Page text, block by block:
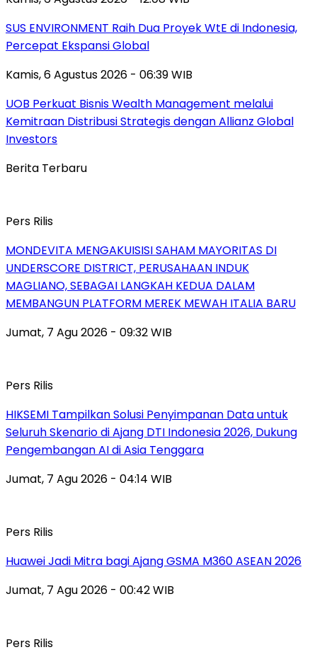
SUS ENVIRONMENT Raih Dua Proyek WtE di Indonesia,
Percepat Ekspansi Global
Kamis, 6 Agustus 2026 - 06:39 WIB
UOB Perkuat Bisnis Wealth Management melalui
Kemitraan Distribusi Strategis dengan Allianz Global
Investors
Berita Terbaru
Pers Rilis
MONDEVITA MENGAKUISISI SAHAM MAYORITAS DI
UNDERSCORE DISTRICT, PERUSAHAAN INDUK
MAGLIANO, SEBAGAI LANGKAH KEDUA DALAM
MEMBANGUN PLATFORM MEREK MEWAH ITALIA BARU
Jumat, 7 Agu 2026 - 09:32 WIB
Pers Rilis
HIKSEMI Tampilkan Solusi Penyimpanan Data untuk
Seluruh Skenario di Ajang DTI Indonesia 2026, Dukung
Pengembangan AI di Asia Tenggara
Jumat, 7 Agu 2026 - 04:14 WIB
Pers Rilis
Huawei Jadi Mitra bagi Ajang GSMA M360 ASEAN 2026
Jumat, 7 Agu 2026 - 00:42 WIB
Pers Rilis